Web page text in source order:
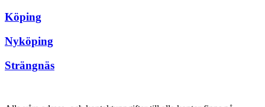
Köping
Nyköping
Strängnäs